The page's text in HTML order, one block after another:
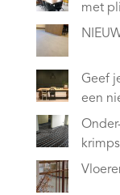
met
Geef
een